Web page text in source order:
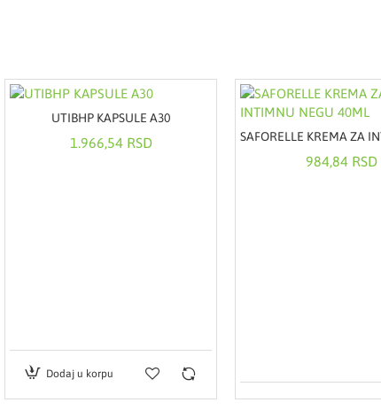
UTIBHP KAPSULE A30
1.966,54 RSD
Dodaj u korpu
984,84 RSD